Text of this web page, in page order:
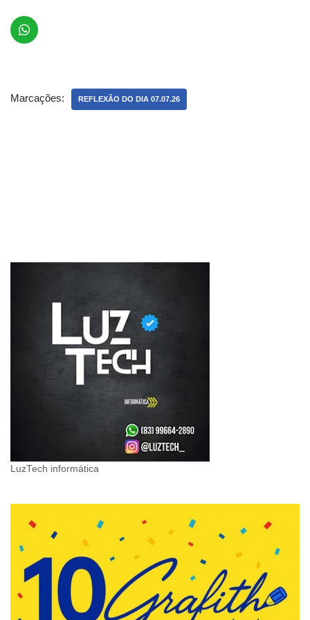
Marcações: REFLEXÃO DO DIA 07.07.26
LuzTech informática